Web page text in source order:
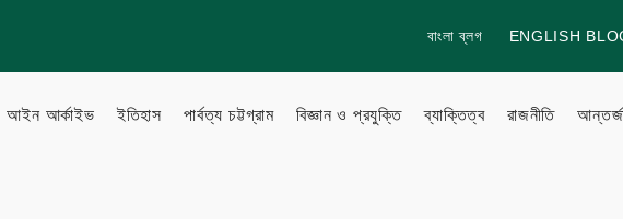
বাংলা ব্লগ ENGLISH
আইন আর্কাইভ ইতিহাস পার্বত্য চট্টগ্রাম বিজ্ঞান ও প্রযুক্তি ব্যাক্তিত্ব রাজনীতি